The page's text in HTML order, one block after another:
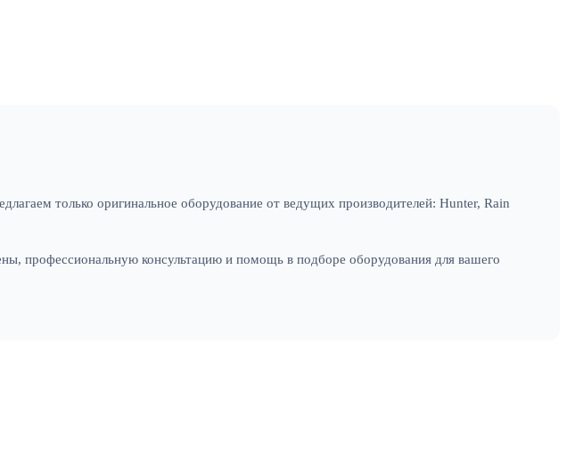
только оригинальное оборудование от ведущих производителей: Hunter, Rain
профессиональную консультацию и помощь в подборе оборудования для вашего